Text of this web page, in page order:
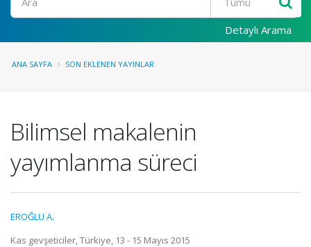
Detaylı Arama
ANA SAYFA SON EKLENEN YAYINLAR
Bilimsel makalenin
yayımlanma süreci
EROĞLU A.
Kas gevşeticiler, Türkiye, 13 - 15 Mayıs 2015